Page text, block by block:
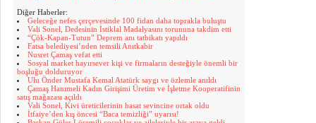
Diğer Haberler:
Geleceğe nefes çerçevesinde 100 fidan daha toprakla buluştu
Vali Sonel, Dedesinin İstiklal Madalyasını torununa takdim etti
“Çök-Kapan-Tutun” Deprem anı tatbikatı yapıldı
Fatsa belediyesi’nden temsili Anıtkabir
Nusret Çamaş vefat etti
Sosyal market hayırsever kişi ve firmaların desteğiyle önemli bir
boşluğu dolduruyor
Ulu Önder Mustafa Kemal Atatürk saygı ve özlemle anıldı
Çamaş Hanımeli Kadın Girişimi Üretim ve İşletme Kooperatifinin
satış mağazası açıldı
Vali Sonel, Kivi üreticilerinin hasat sevincine ortak oldu
İtfaiye’den kış öncesi “Baca temizliği” uyarısı!